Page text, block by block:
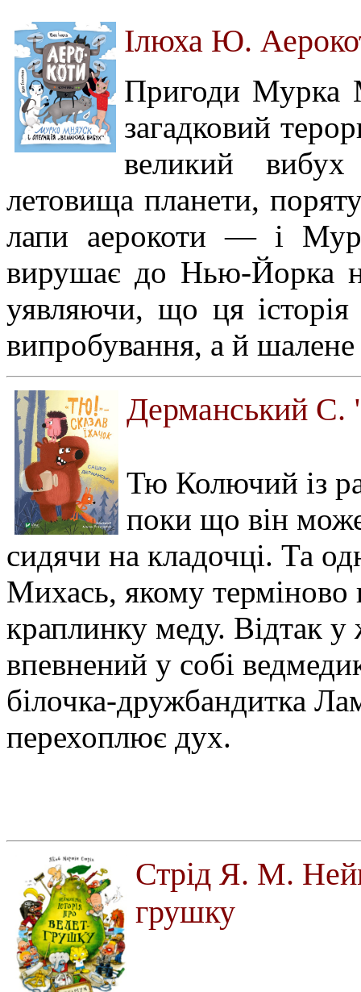
Ілюха Ю.
Пригоди Мурка
загадковий
великий
летовища планети,
лапи аерокоти — і
вирушає до Нью-Йорка
уявляючи, що ця
випробування, а й
Дерманський С.
Тю Колючий із
поки що він
сидячи на кладочці. Та
Михась, якому терміново
краплинку меду. Відтак у
впевнений у собі
білочка-дружбандитка
перехоплює дух.
Стрід Я. М.
грушку